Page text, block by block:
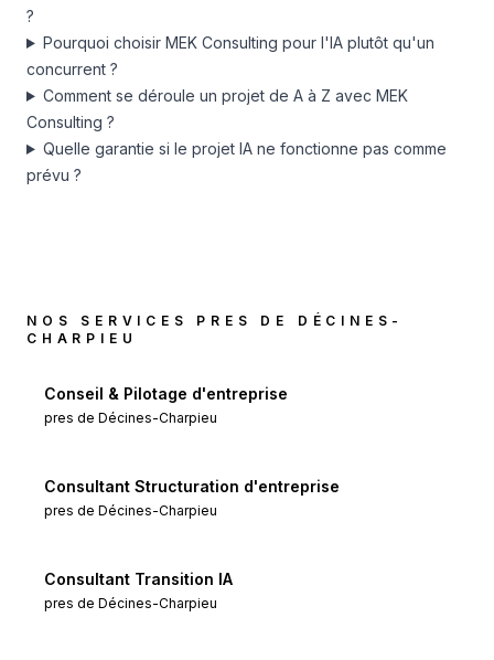
?
Pourquoi choisir MEK Consulting pour l'IA plutôt qu'un
concurrent ?
Comment se déroule un projet de A à Z avec MEK
Consulting ?
Quelle garantie si le projet IA ne fonctionne pas comme
prévu ?
NOS SERVICES PRES DE DÉCINES-
CHARPIEU
Conseil & Pilotage d'entreprise
pres de Décines-Charpieu
Consultant Structuration d'entreprise
pres de Décines-Charpieu
Consultant Transition IA
pres de Décines-Charpieu